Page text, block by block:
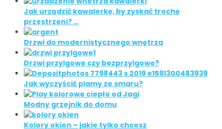
Jak urządzić kawalerkę, by zyskać trochę
przestrzeni? …
Drzwi do modernistycznego wnętrza
Drzwi przylgowe czy bezprzylgowe?
Jak wyczyścić plamy ze smaru?
Modny grzejnik do domu
Kolory okien – jakie tylko chcesz